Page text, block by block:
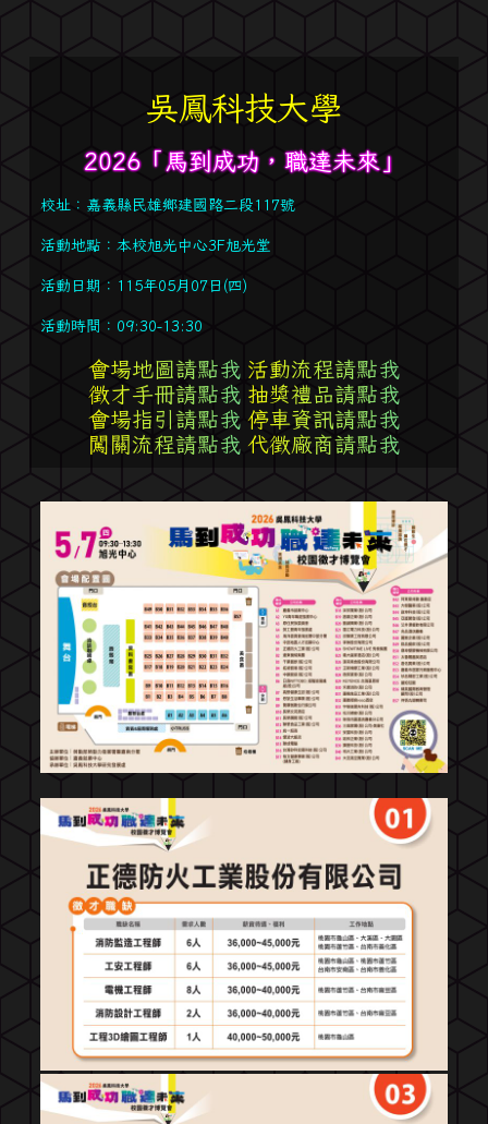
吳鳳科技大學
2026「馬到成功，職達未來」
校址：嘉義縣民雄鄉建國路二段117號
活動地點：本校旭光中心3F旭光堂
活動日期：115年05月07日(四)
活動時間：09:30-13:30
會場地圖請點我 活動流程請點我
徵才手冊請點我 抽獎禮品請點我
會場指引請點我 停車資訊請點我
闖關流程請點我 代徵廠商請點我